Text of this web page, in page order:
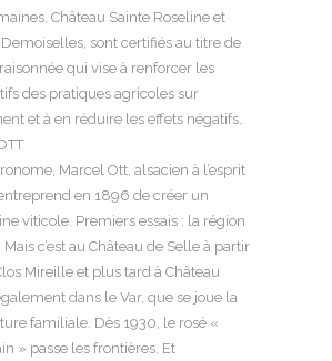
Château Sainte Roseline et
sont certifiés au titre de
qui vise à renforcer les
des pratiques agricoles sur
et à en réduire les effets négatifs.
Marcel Ott, alsacien à l’esprit
en 1896 de créer un
viticole. Premiers essais : la région
c’est au Château de Selle à partir
Mireille et plus tard à Château
dans le Var, que se joue la
familiale. Dès 1930, le rosé «
» passe les frontières. Et